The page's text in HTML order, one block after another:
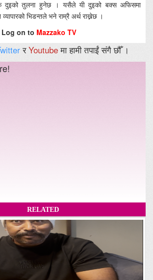
दुइको तुलना हुनेछ । यसैले यी दुइको बक्स अफिसमा
भिडन्तले भने राम्रै अर्थ राख्नेछ ।
Log on to Mazzako TV
रYoutubeमा हामी तपाईं संगै छौँ ।
RELATED